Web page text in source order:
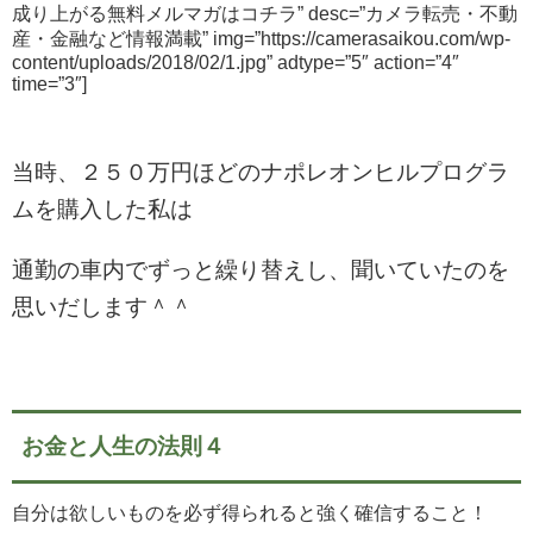
成り上がる無料メルマガはコチラ” desc=”カメラ転売・不動
産・金融など情報満載” img=”https://camerasaikou.com/wp-
content/uploads/2018/02/1.jpg” adtype=”5″ action=”4″
time=”3″]
当時、２５０万円ほどのナポレオンヒルプログラ
ムを購入した私は
通勤の車内でずっと繰り替えし、聞いていたのを
思いだします＾＾
お金と人生の法則４
自分は欲しいものを必ず得られると強く確信すること！